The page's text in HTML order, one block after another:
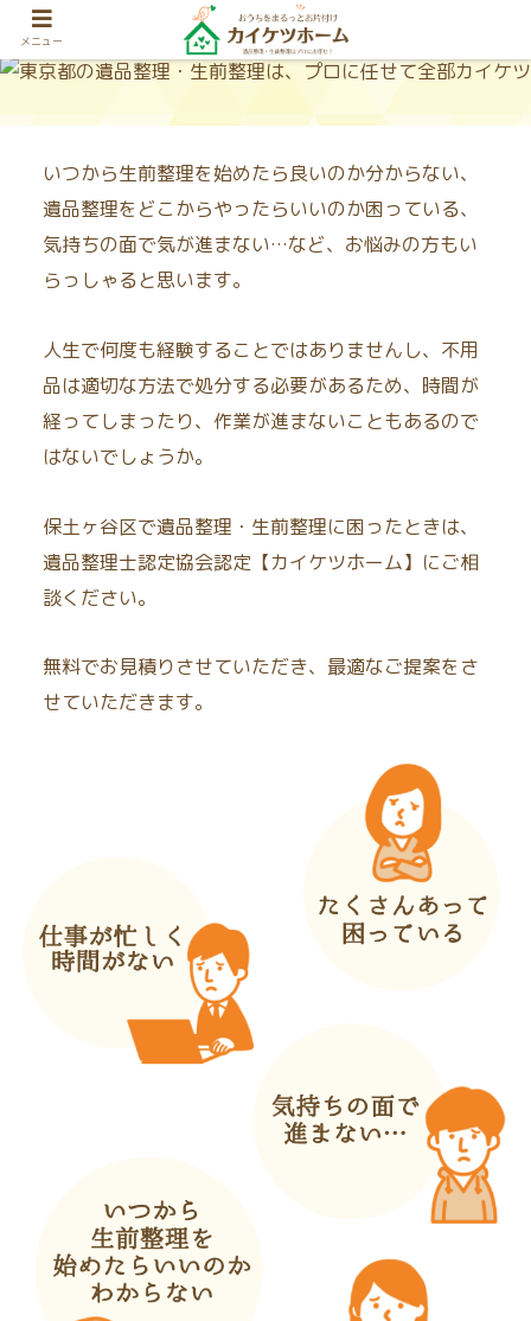
いつから生前整理を始めたら良いのか分からない、
遺品整理をどこからやったらいいのか困っている、
気持ちの面で気が進まない…など、お悩みの方もい
らっしゃると思います。
人生で何度も経験することではありませんし、不用
品は適切な方法で処分する必要があるため、時間が
経ってしまったり、作業が進まないこともあるので
はないでしょうか。
保土ヶ谷区で遺品整理・生前整理に困ったときは、
遺品整理士認定協会認定【カイケツホーム】にご相
談ください。
無料でお見積りさせていただき、最適なご提案をさ
せていただきます。
メニュー